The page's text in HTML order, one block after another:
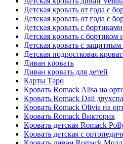
Детская кровать от года с
Детская кровать от года с
Детская кровать с бортиками
Детская кровать с бортиком
Детская кровать с
Детская подростковая
Диван кровать
Диван кровать для детей
Карты Таро
Кровать Romack Alisa на
Кровать Romack Dali
Кровать Romack Olivia на
Кровать Romack Виктория
Кровать детская Romack
Кровать детская с